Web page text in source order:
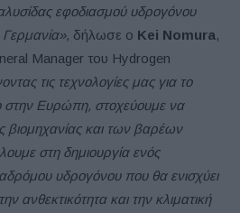
εφοδιασμού υδρογόνου
δήλωσε ο Kei Nomura,
Manager του Hydrogen
τις τεχνολογίες μας για το
στην Ευρώπη, στοχεύουμε να
βιομηχανίας και των βαρέων
στη δημιουργία ενός
υδρογόνου που θα ενισχύει
ανθεκτικότητα και την κλιματική